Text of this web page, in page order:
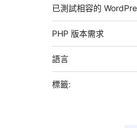
已測試相容的
PHP 版本需求
語言
標籤: